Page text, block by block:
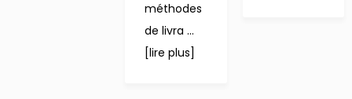
méthodes
de livra ...
[lire plus]